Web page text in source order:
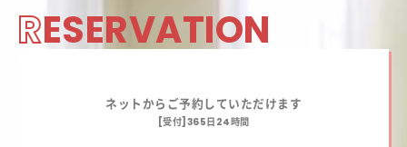
RESERVATION
ネットからご予約していただけます
[受付]365日24時間